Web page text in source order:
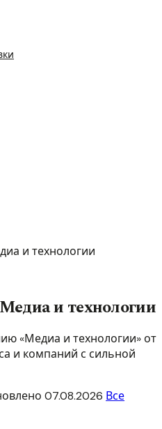
и технологии
и технологии
«Медиа и технологии» от
и компаний с сильной
07.08.2026 Все